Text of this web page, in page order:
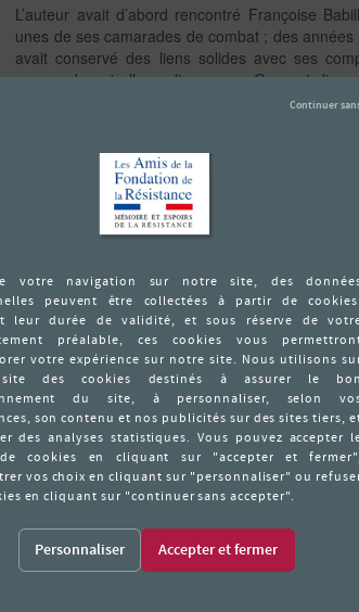
L’auteur avait d’abord rencontré Françoise
unes de ses camarades de combat ; des
avait conservé des liens solides avec ses
propos de qui elle expliquera : « On peut dire
Les conversations enregistrées en 1987-1988
Bonnet-Caillou et Marguerite Ourgaud-
Francine Bonnet avait fui Bruxelles avec sa
juin 1940; elle est alors une lycéenne âgée
l’Intendance de Police de Bordeaux afin de
au contact du sinistre commissaire Poinsot, chef
Eugénie Bonnet et son frère, Jacques
Bonnet et sa mère sont arrêtées en février
fuir Bordeaux mais sera arrêté plus tard.
En 1940 Pierre Babillot est âgé de 34 ans ;
spécial, malgré sa volonté de se battre
en 1940, elle est professeur. Après la défaite
deviennent l’un et l’autre agents de la France
réseau CND Castille jusqu’à son arrestation
secrétaire du Délégué Militaire Régional de
Hypoténuse) de la fin de 1943 à son arrestation
En 1940 Marguerite Ourgaud a 23 ans ; jeune
dans la banlieue de Bordeaux ; ardemment
contact avec la Résistance et saisit, en 1943
réseau. Après quelques mois d’activité, elle est
Personnaliser